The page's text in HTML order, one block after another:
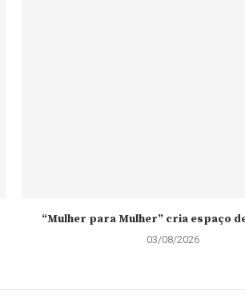
“Mulher para Mulher” cria espaço
03/08/2026